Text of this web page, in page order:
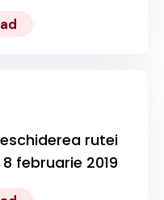
rutei
februarie 2019